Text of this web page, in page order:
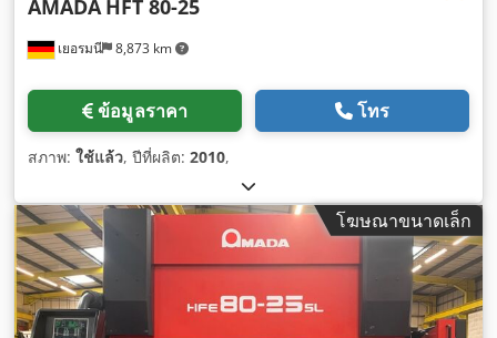
เยอรมนี 8,873 km
AMADA HFT 80-25
ข้อมูลราคา โทร
สภาพ: ใช้แล้ว, ปีที่ผลิต: 2010,
โฆษณาขนาดเล็ก